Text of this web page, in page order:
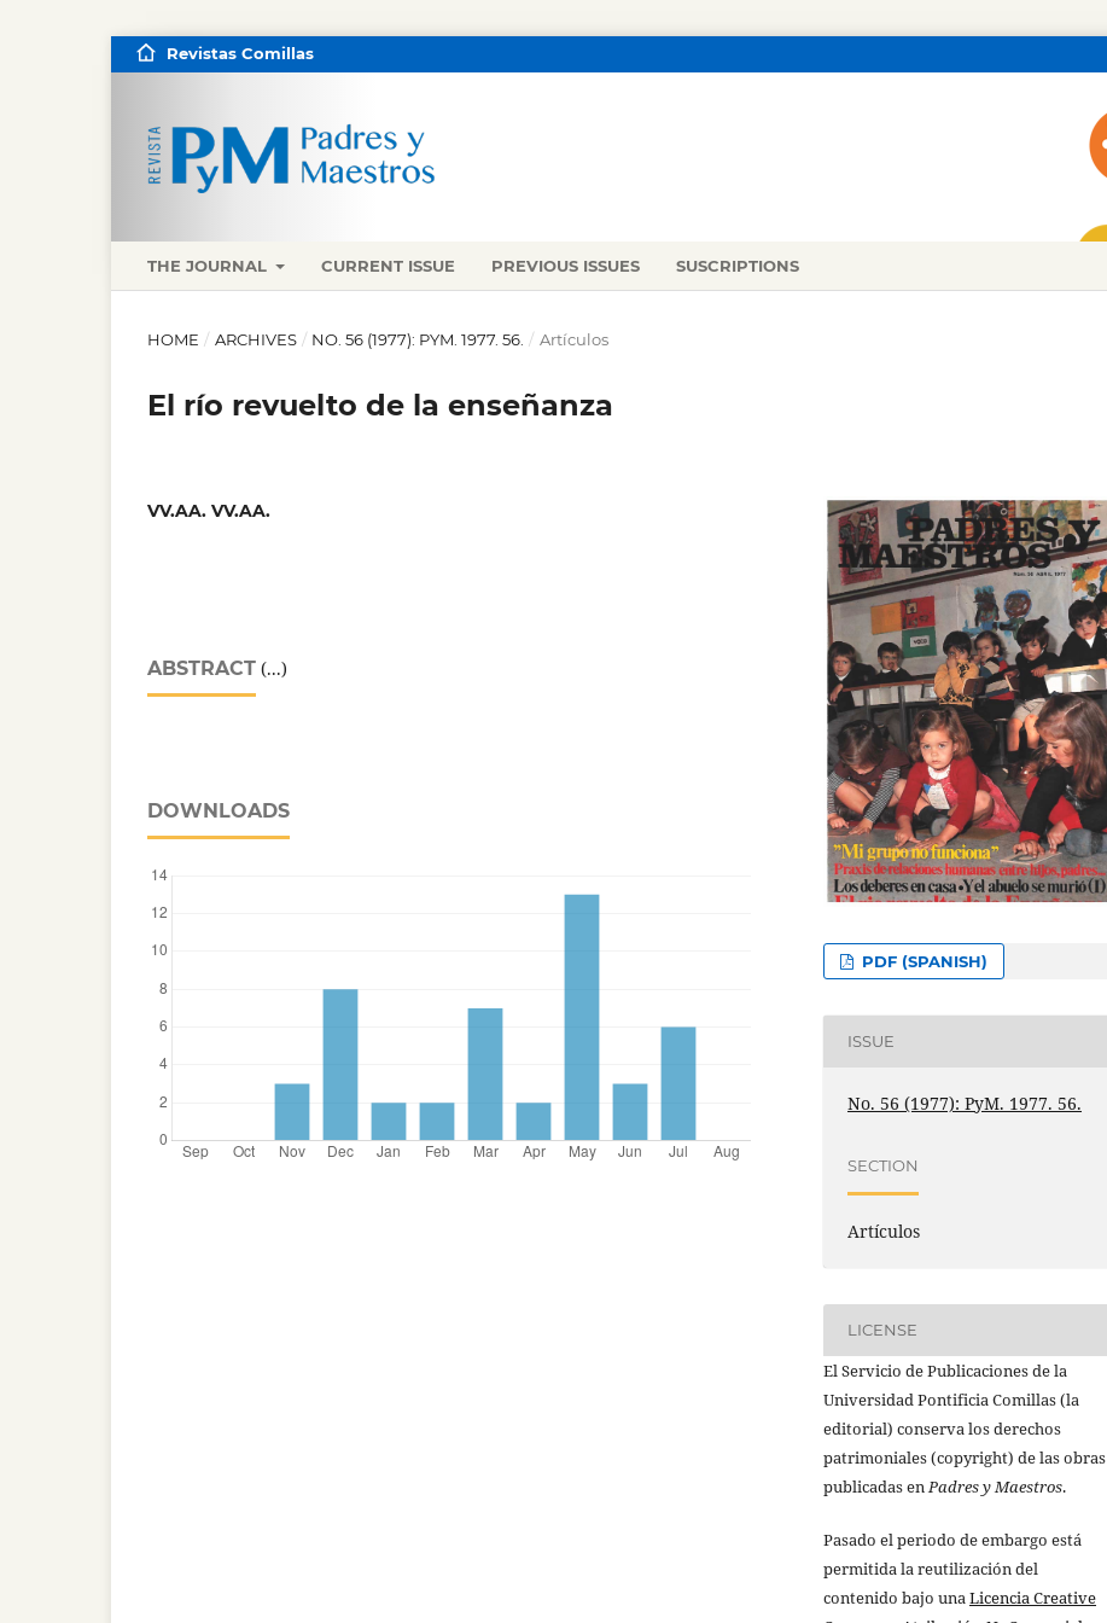
THE JOURNAL CURRENT ISSUE PREVIOUS ISSUES SUSCRIPTIONS
Revistas Comillas
HOME / ARCHIVES / NO. 56 (1977): PYM. 1977. 56. / Artículos
El río revuelto de la enseñanza
VV.AA. VV.AA.
ABSTRACT (...)
DOWNLOADS
PDF (SPANISH)
ISSUE
No. 56 (1977): PyM. 1977. 56.
SECTION
Artículos
LICENSE
El Servicio de Publicaciones de la
Universidad Pontificia Comillas (la
editorial) conserva los derechos
patrimoniales (copyright) de las obras
publicadas enPadres y Maestros.
Pasado el periodo de embargo está
permitida la reutilización del
contenido bajo unaLicencia Creative